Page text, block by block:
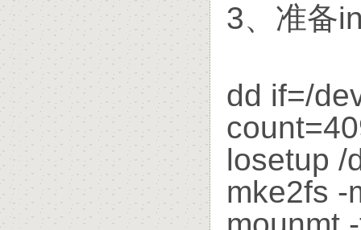
3、准备
dd if=/
losetup /
mke2fs -